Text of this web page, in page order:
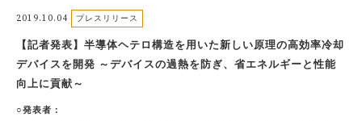
2019.10.04 プレスリリース
【記者発表】半導体ヘテロ構造を用いた新しい原理の高効率冷却
デバイスを開発 ～デバイスの過熱を防ぎ、省エネルギーと性能
向上に貢献～
○発表者：